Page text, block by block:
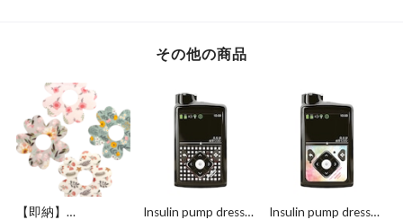
その他の商品
【即納】
Insulin pump dress
Insulin pump dress